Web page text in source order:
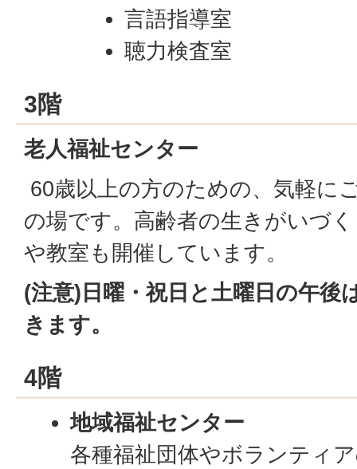
言語指導室
聴力検査室
3階
老人福祉センター
60歳以上の方のための、気軽に
の場です。高齢者の生きがいづ
や教室も開催しています。
(注意)日曜・祝日と土曜日の午後
きます。
4階
地域福祉センター
各種福祉団体やボランティ